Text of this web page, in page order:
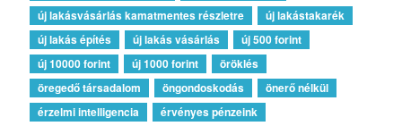
új lakásvásárlás kamatmentes részletre
új lakástakarék
új lakás építés
új lakás vásárlás
új 500 forint
új 10000 forint
új 1000 forint
öröklés
öregedő társadalom
öngondoskodás
önerő nélkül
érzelmi intelligencia
érvényes pénzeink